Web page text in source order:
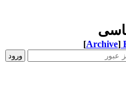
[Archive]